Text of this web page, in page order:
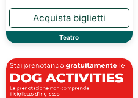
Teatro